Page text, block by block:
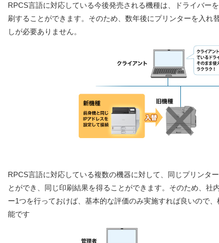
RPCS言語に対応している今後発売される機種は、ドライバー
刷することができます。そのため、数年後にプリンターを入れ
しが必要ありません。
RPCS言語に対応している複数の機器に対して、同じプリンタ
とができ、同じ印刷結果を得ることができます。そのため、社
ー1つを行っておけば、基本的な評価のみ実施すれば良いので
能です